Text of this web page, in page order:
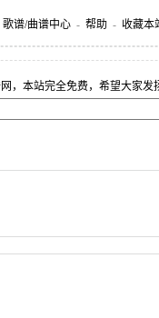
歌谱/曲谱中心 - 帮助 - 收藏本
，本站完全免费，希望大家发